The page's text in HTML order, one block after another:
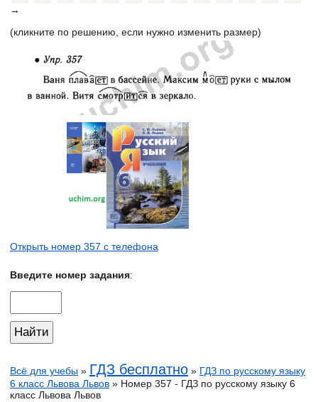
→
(кликните по решению, если нужно изменить размер)
Открыть номер 357 с телефона
Введите номер задания:
Всё для учебы » ГДЗ бесплатно » ГДЗ по русскому языку
6 класс Львова Львов » Номер 357 - ГДЗ по русскому языку 6
класс Львова Львов